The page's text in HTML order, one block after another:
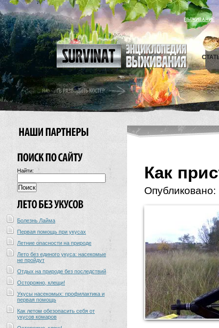
ВЫЖИВАНИЕ
Найти:
Болезнь Лайма
Первая помощь при укусах
Летние опасности на природе
Лето без единого укуса: насекомые
не пройдут
Отдых на природе без последствий
Осторожно, клещи!
Укусы насекомых: профилактика и
первая помощь
Как летом обезопасить себя от
укусов комаров
Как
Опубликовано: